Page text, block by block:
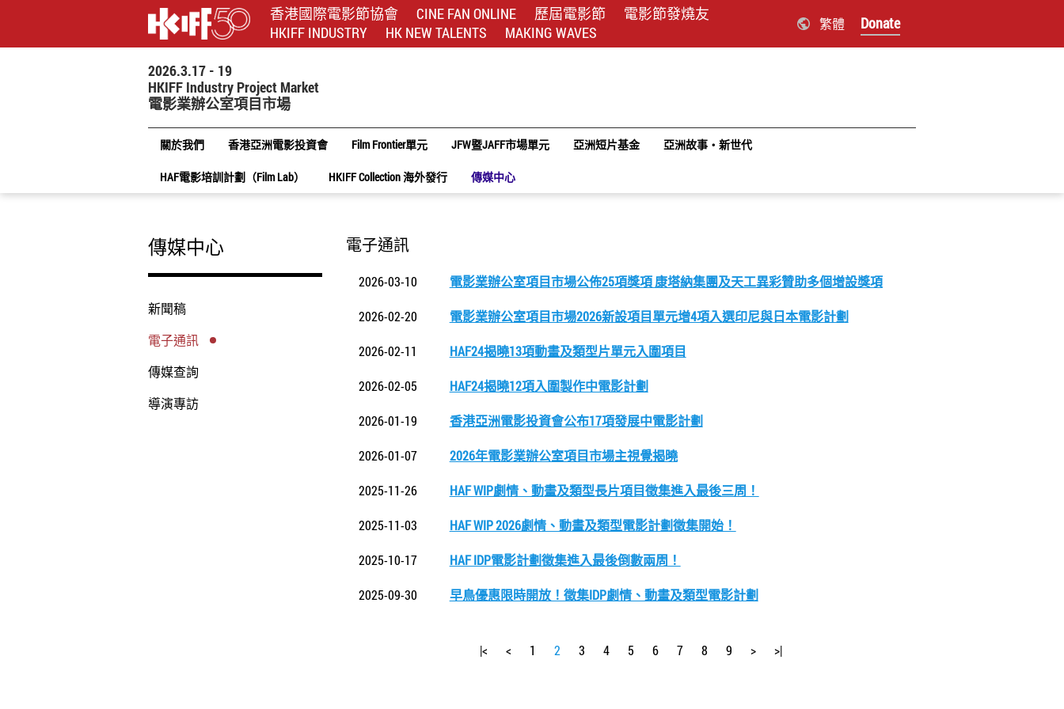
香港國際電影節協會 CINE FAN ONLINE 歷屆電影節
電影節發燒友
HKIFF INDUSTRY
HK NEW TALENTS MAKING WAVES 繁體 Donate
2026.3.17 - 19
HKIFF Industry Project Market
電影業辦公室項目市場
關於我們 香港亞洲電影投資會 Film Frontier單元 JFW暨JAFF市場單元 亞洲短片基金 亞洲故事‧新世代
HAF電影培訓計劃（Film Lab） HKIFF Collection 海外發行 傳媒中心
傳媒中心
新聞稿
電子通訊
傳媒查詢
導演專訪
電子通訊
2026-03-10 電影業辦公室項目市場公佈25項獎項 康塔納集團及天工異彩贊助多個增設獎項
2026-02-20 電影業辦公室項目市場2026新設項目單元增4項入選印尼與日本電影計劃
2026-02-11 HAF24揭曉13項動畫及類型片單元入圍項目
2026-02-05 HAF24揭曉12項入圍製作中電影計劃
2026-01-19 香港亞洲電影投資會公布17項發展中電影計劃
2026-01-07 2026年電影業辦公室項目市場主視覺揭曉
2025-11-26 HAF WIP劇情、動畫及類型長片項目徵集進入最後三周！
2025-11-03 HAF WIP 2026劇情、動畫及類型電影計劃徵集開始！
2025-10-17 HAF IDP電影計劃徵集進入最後倒數兩周！
2025-09-30 早鳥優惠限時開放！徵集IDP劇情、動畫及類型電影計劃
|< < 1 2 3 4 5 6 7 8 9 > >|